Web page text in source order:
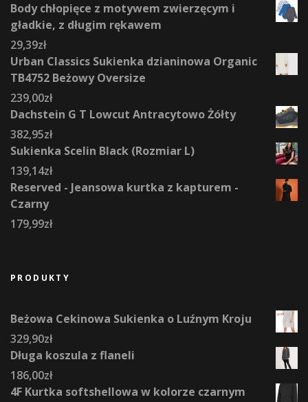
Body chłopięce z motywem zwierzęcym i
gładkie, z długim rękawem
29,39zł
Urban Classics Sukienka dzianinowa Organic
TB4752 Beżowy Oversize
239,00zł
Dachstein G T Lowcut Antracytowo Żółty
382,95zł
Sukienka Scelin Black (Rozmiar L)
139,14zł
Reserved - Jeansowa kurtka z kapturem -
Czarny
179,99zł
PRODUKTY
Beżowa Cekinowa Sukienka o Luźnym Kroju
329,90zł
Długa koszula z flaneli
186,00zł
4F Kurtka softshellowa w kolorze czarnym